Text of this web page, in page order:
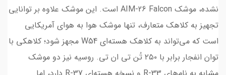
نشده، موشک AIM-26 Falcon است. این موشک علاوه بر توانایی
تجهیز به کلاهک متعارف، تنها موشک هوا به هوای آمریکایی
است که می‌تواند به کلاهک هسته‌ای W54 مجهز شود؛ کلاهکی با
توان انفجار برابر با ۲۵۰ تُن تی ان تی. روسیه نیز دو موشک